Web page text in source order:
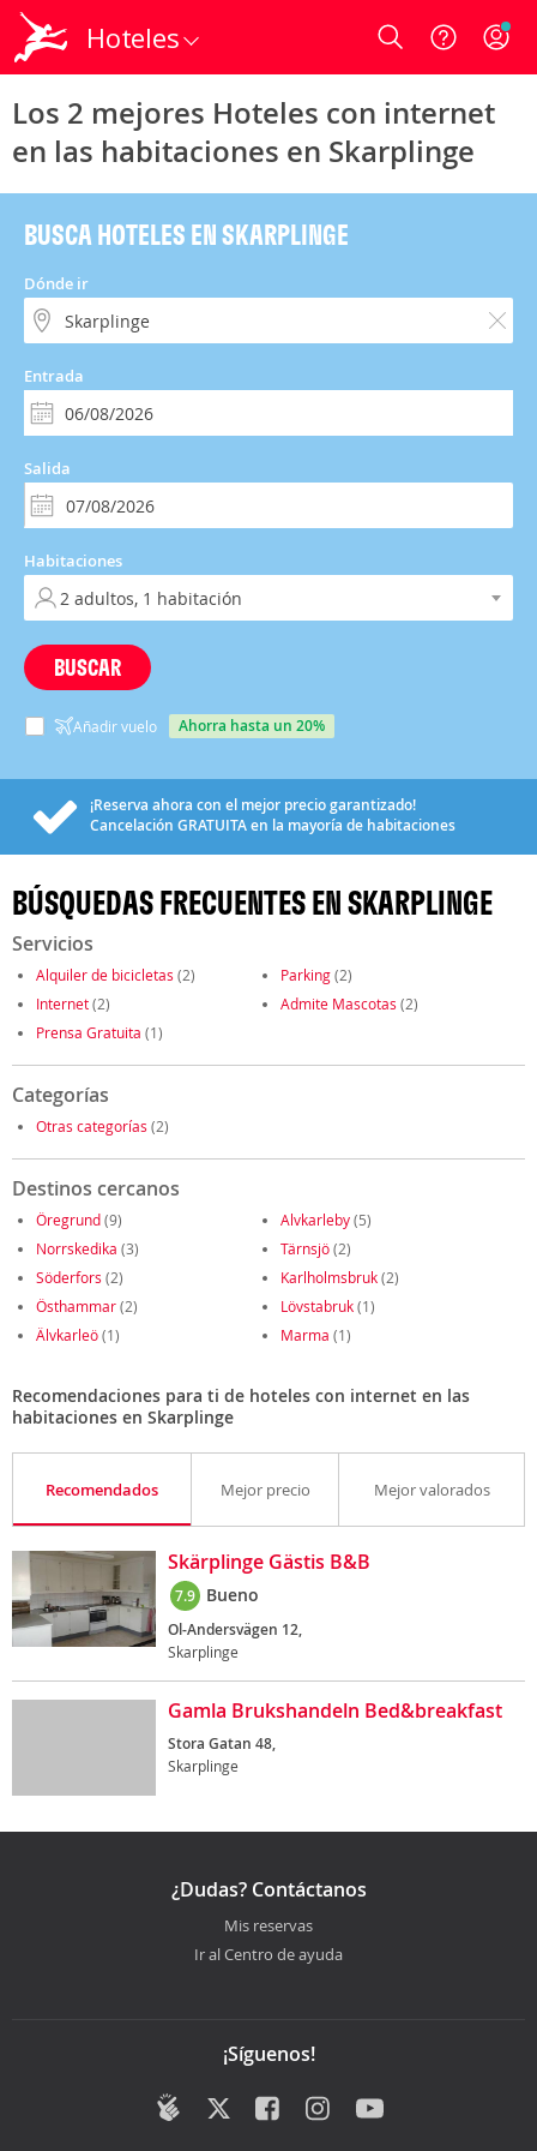
Hoteles Login
Los 2 mejores Hoteles con internet
en las habitaciones en Skarplinge
BUSCA HOTELES EN SKARPLINGE
Dónde ir
Entrada
Salida
Habitaciones
BUSCAR
Añadir vuelo ahorra hasta un 20%
¡Reserva ahora con el mejor precio garantizado!
Cancelación GRATUITAen la mayoría de habitaciones
BÚSQUEDAS FRECUENTES EN SKARPLINGE
Servicios
Alquiler de bicicletas (2) Parking(2)
Internet(2) Admite Mascotas (2)
Prensa Gratuita (1)
Categorías
Otras categorías (2)
Destinos cercanos
Öregrund(9) Alvkarleby(5)
Norrskedika (3) Tärnsjö(2)
Söderfors (2) Karlholmsbruk(2)
Östhammar(2) Lövstabruk(1)
Älvkarleö(1) Marma (1)
Recomendaciones para ti de hoteles con internet en las
habitaciones en Skarplinge
Recomendados Mejor precio Mejor valorados
Skärplinge Gästis B&B
7.9 Bueno
Ol-Andersvägen 12,
Skarplinge
Gamla Brukshandeln Bed&breakfast
Stora Gatan 48,
Skarplinge
¿Dudas? Contáctanos
Mis reservas
Ir al Centro de ayuda
¡Síguenos!